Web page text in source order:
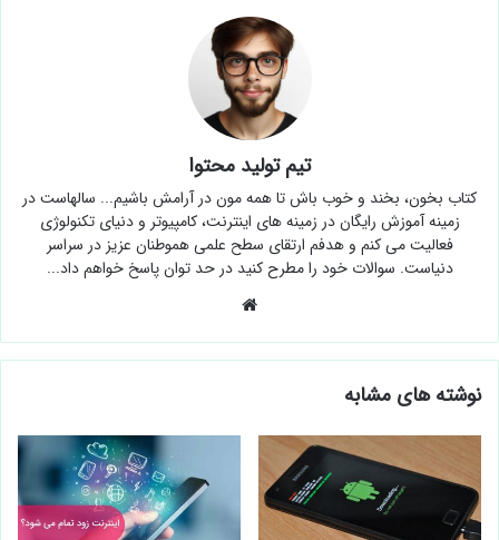
تیم تولید محتوا
کتاب بخون، بخند و خوب باش تا همه مون در آرامش باشیم... سالهاست در
زمینه آموزش رایگان در زمینه های اینترنت، کامپیوتر و دنیای تکنولوژی
فعالیت می کنم و هدفم ارتقای سطح علمی هموطنان عزیز در سراسر
دنیاست. سوالات خود را مطرح کنید در حد توان پاسخ خواهم داد...
نوشته های مشابه